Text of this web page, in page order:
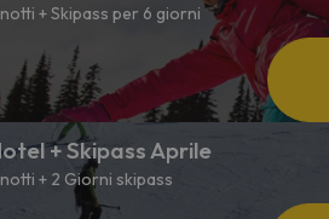
+ Skipass per 6 giorni
+ Skipass Aprile
+ 2 Giorni skipass